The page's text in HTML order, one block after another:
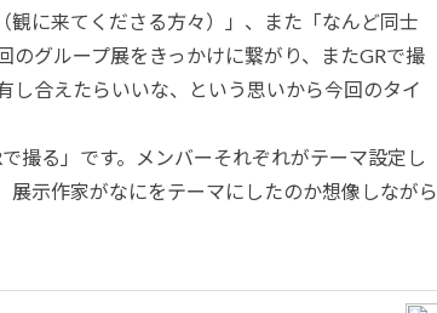
観に来てくださる方々）」、また「なんど同士
のグループ展をきっかけに繋がり、またGRで撮
し合えたらいいな、という思いから今回のタイ
撮る」です。メンバーそれぞれがテーマ設定し
展示作家がなにをテーマにしたのか想像しながら